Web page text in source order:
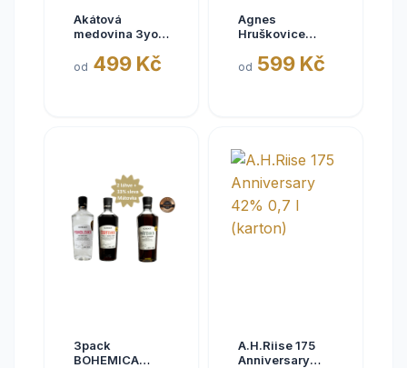
Akátová
medovina 3yo
0,7L
od 499 Kč
Agnes
Hruškovice
45% 0,5L
od 599 Kč
3pack
BOHEMICA
A.H.Riise 175
Anniversary